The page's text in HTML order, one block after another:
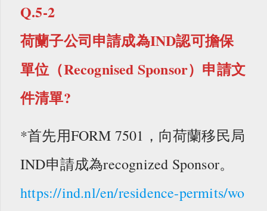
Q.5-2
荷蘭子公司申請成為IND認可擔保
單位（Recognised Sponsor）申請文
件清單?
*首先用FORM 7501，向荷蘭移民局
IND申請成為recognized Sponsor。
https://ind.nl/en/residence-permits/wo